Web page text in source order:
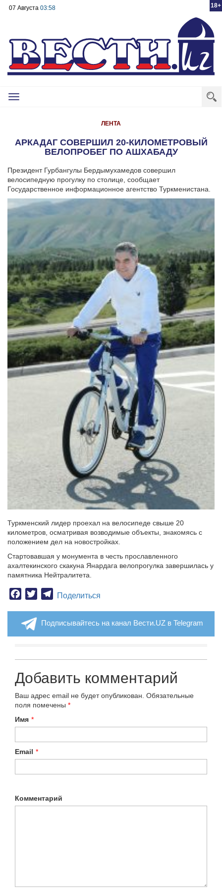
18+
07 Августа 03:58
Toggle
ЛЕНТА
АРКАДАГ СОВЕРШИЛ 20-КИЛОМЕТРОВЫЙ
ВЕЛОПРОБЕГ ПО АШХАБАДУ
Президент Гурбангулы Бердымухамедов совершил
велосипедную прогулку по столице, сообщает
Государственное информационное агентство Туркменистана.
Туркменский лидер проехал на велосипеде свыше 20
километров, осматривая возводимые объекты, знакомясь с
положением дел на новостройках.
Стартовавшая у монумента в честь прославленного
ахалтекинского скакуна Янардага велопрогулка завершилась у
памятника Нейтралитета.
Facebook
TwitterTelegram
Поделиться
Подписывайтесь на канал Вести.UZ в Telegram
Добавить комментарий
Ваш адрес email не будет опубликован. Обязательные
поля помечены *
Имя *
Email *
Комментарий